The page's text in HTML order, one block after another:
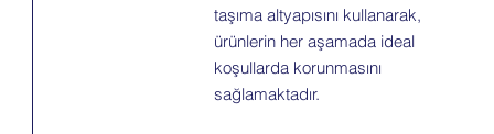
taşıma altyapısını kullanarak,
ürünlerin her aşamada ideal
koşullarda korunmasını
sağlamaktadır.